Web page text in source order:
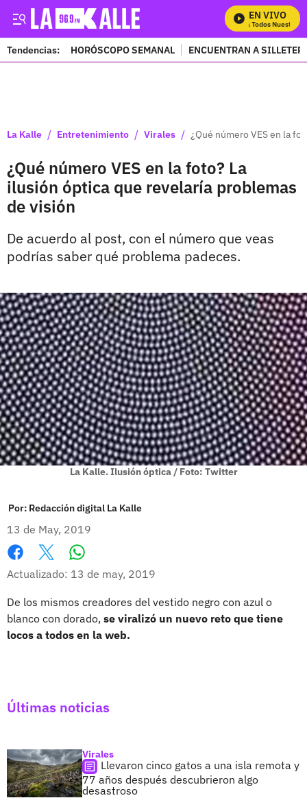
EN VIVO
Mira Todos Nuestros
Tendencias: HORÓSCOPO SEMANAL ENCUENTRAN A
La Kalle / Entretenimiento / Virales / ¿Qué número VES en la
¿Qué número VES en la foto? La
ilusión óptica que revelaría problemas
de visión
De acuerdo al post, con el número que veas
podrías saber qué problema padeces.
La Kalle. Ilusión óptica / Foto: Twitter
Por: Redacción digital La Kalle
13 de May, 2019
Facebook
X
Actualizado: 13 de may, 2019
De los mismos creadores del vestido negro con azul o
blanco con dorado, se viralizó un nuevo reto que tiene
locos a todos en la web.
Últimas noticias
Virales
Llevaron cinco gatos a una isla remota y
77 años después descubrieron algo
desastroso